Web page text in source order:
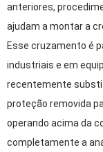
anteriores,
ajudam a montar a
Esse cruzamento é
industriais e em
recentemente
proteção removida
operando acima da
completamente a